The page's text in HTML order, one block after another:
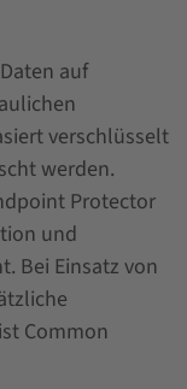
auf
verschlüsselt
werden.
Protector
und
Bei Einsatz von
Common